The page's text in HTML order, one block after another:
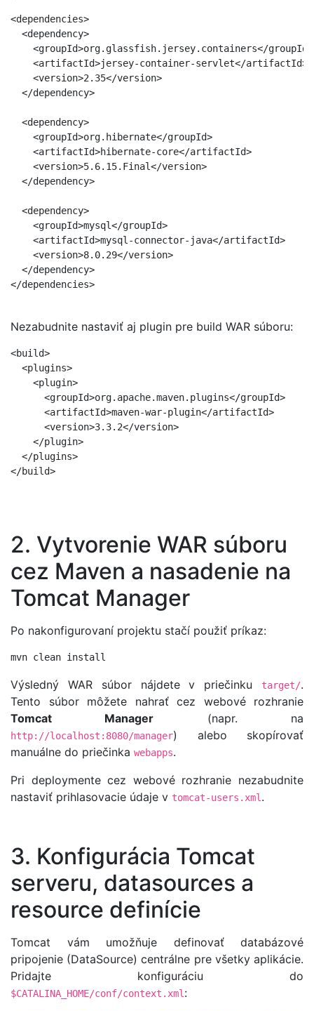
<dependencies>
  <dependency>
    <groupId>org.glassfish.jersey.containers</groupId>
    <artifactId>jersey-container-servlet</artifactId>
    <version>2.35</version>
  </dependency>
  <dependency>
    <groupId>org.hibernate</groupId>
    <artifactId>hibernate-core</artifactId>
    <version>5.6.15.Final</version>
  </dependency>
  <dependency>
    <groupId>mysql</groupId>
    <artifactId>mysql-connector-java</artifactId>
    <version>8.0.29</version>
  </dependency>
</dependencies>
Nezabudnite nastaviť aj plugin pre build WAR súboru:
<build>
  <plugins>
    <plugin>
      <groupId>org.apache.maven.plugins</groupId>
      <artifactId>maven-war-plugin</artifactId>
      <version>3.3.2</version>
    </plugin>
  </plugins>
</build>
2. Vytvorenie WAR súboru
cez Maven a nasadenie na
Tomcat Manager
Po nakonfigurovaní projektu stačí použiť príkaz:
mvn clean install
Výsledný WAR súbor nájdete v priečinku target/.
Tento súbor môžete nahrať cez webové rozhranie
Tomcat Manager (napr. na
http://localhost:8080/manager) alebo skopírovať
manuálne do priečinka webapps.
Pri deploymente cez webové rozhranie nezabudnite
nastaviť prihlasovacie údaje v tomcat-users.xml .
3. Konfigurácia Tomcat
serveru, datasources a
resource definície
Tomcat vám umožňuje definovať databázové
pripojenie (DataSource) centrálne pre všetky aplikácie.
Pridajte konfiguráciu do
$CATALINA_HOME/conf/context.xml :